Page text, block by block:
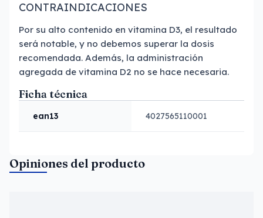
CONTRAINDICACIONES
Por su alto contenido en vitamina D3, el resultado
será notable, y no debemos superar la dosis
recomendada. Además, la administración
agregada de vitamina D2 no se hace necesaria.
Ficha técnica
ean13 4027565110001
Opiniones del producto